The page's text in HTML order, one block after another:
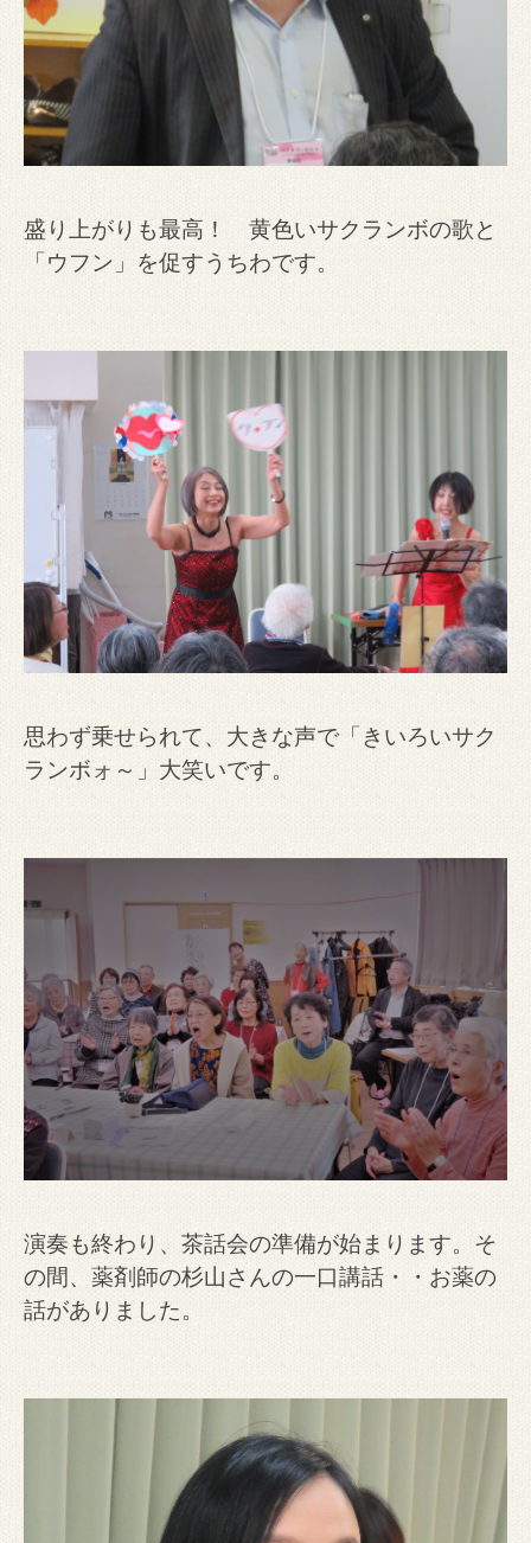
盛り上がりも最高！ 黄色いサクランボの歌と
「ウフン」を促すうちわです。
思わず乗せられて、大きな声で「きいろいサク
ランボォ～」大笑いです。
演奏も終わり、茶話会の準備が始まります。そ
の間、薬剤師の杉山さんの一口講話・・お薬の
話がありました。